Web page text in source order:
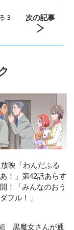
３
次の記事
映「わんだふる
！」第42話あらす
！「みんなのおう
フル！」